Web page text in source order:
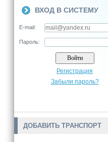
ВХОД В СИСТЕМУ
E-mail:
Пароль:
Регистрация
Забыли пароль?
ДОБАВИТЬ ТРАНСПОРТ